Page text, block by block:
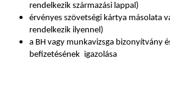
rendelkezik származási lappal)
érvényes szövetségi kártya másolata
rendelkezik ilyennel)
a BH vagy munkavizsga bizonyítvány
befizetésének igazolása